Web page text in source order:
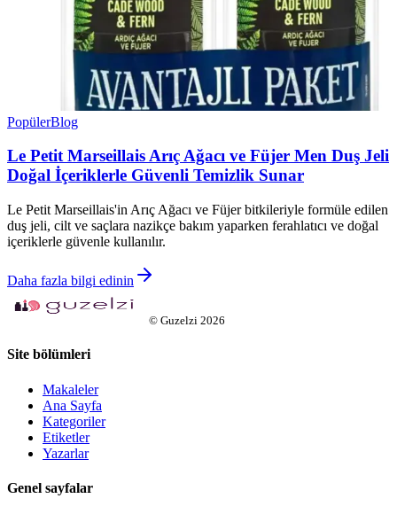
PopülerBlog
Le Petit Marseillais Arıç Ağacı ve Füjer Men Duş Jeli
Doğal İçeriklerle Güvenli Temizlik Sunar
Le Petit Marseillais'in Arıç Ağacı ve Füjer bitkileriyle formüle edilen
duş jeli, cilt ve saçlara nazikçe bakım yaparken ferahlatıcı ve doğal
içeriklerle güvenle kullanılır.
Daha fazla bilgi edinin
© Guzelzi 2026
Site bölümleri
Makaleler
Ana Sayfa
Kategoriler
Etiketler
Yazarlar
Genel sayfalar